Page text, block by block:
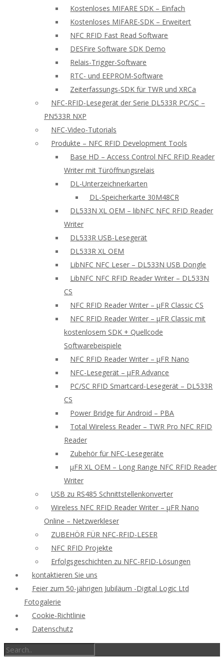
Kostenloses MIFARE SDK – Einfach
Kostenloses MIFARE-SDK – Erweitert
NFC RFID Fast Read Software
DESFire Software SDK Demo
Relais-Trigger-Software
RTC- und EEPROM-Software
Zeiterfassungs-SDK für TWR und XRCa
NFC-RFID-Lesegerät der Serie DL533R PC/SC –
PN533R NXP
NFC-Video-Tutorials
Produkte – NFC RFID Development Tools
Base HD – Access Control NFC RFID Reader
Writer mit Türöffnungsrelais
DL-Unterzeichnerkarten
DL-Speicherkarte 30M48CR
DL533N XL OEM – libNFC NFC RFID Reader
Writer
DL533R USB-Lesegerät
DL533R XL OEM
LibNFC NFC Leser – DL533N USB Dongle
LibNFC NFC RFID Reader Writer – DL533N
CS
NFC RFID Reader Writer – μFR Classic CS
NFC RFID Reader Writer – μFR Classic mit
kostenlosem SDK + Quellcode
Softwarebeispiele
NFC RFID Reader Writer – μFR Nano
NFC-Lesegerät – μFR Advance
PC/SC RFID Smartcard-Lesegerät – DL533R
CS
Power Bridge für Android – PBA
Total Wireless Reader – TWR Pro NFC RFID
Reader
Zubehör für NFC-Lesegeräte
μFR XL OEM – Long Range NFC RFID Reader
Writer
USB zu RS485 Schnittstellenkonverter
Wireless NFC RFID Reader Writer – μFR Nano
Online – Netzwerkleser
ZUBEHÖR FÜR NFC-RFID-LESER
NFC RFID Projekte
Erfolgsgeschichten zu NFC-RFID-Lösungen
kontaktieren Sie uns
Feier zum 50-jährigen Jubiläum -Digital Logic Ltd
Fotogalerie
Cookie-Richtlinie
Datenschutz